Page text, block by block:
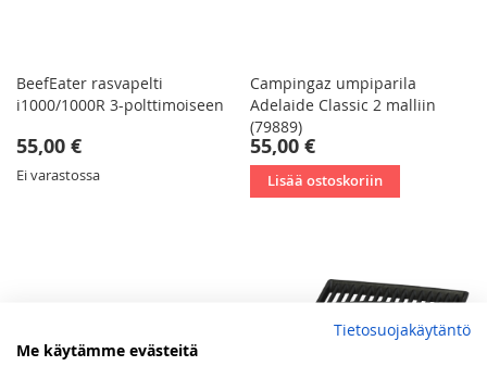
BeefEater rasvapelti
i1000/1000R 3-polttimoiseen
55,00 €
Ei varastossa
Campingaz umpiparila
Adelaide Classic 2 malliin
(79889)
55,00 €
Lisää ostoskoriin
Tietosuojakäytäntö
Me käytämme evästeitä